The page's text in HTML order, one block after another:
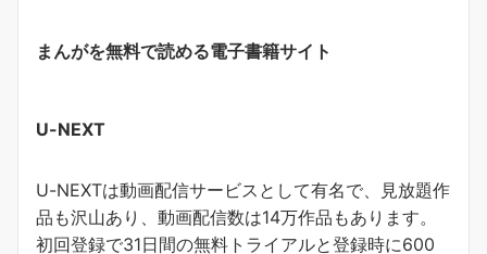
まんがを無料で読める電子書籍サイト
U-NEXT
U-NEXTは動画配信サービスとして有名で、見放題作
品も沢山あり、動画配信数は14万作品もあります。
初回登録で31日間の無料トライアルと登録時に600